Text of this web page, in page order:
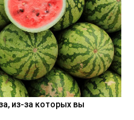
из-за которых вы